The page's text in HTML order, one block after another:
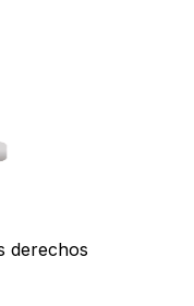
derechos